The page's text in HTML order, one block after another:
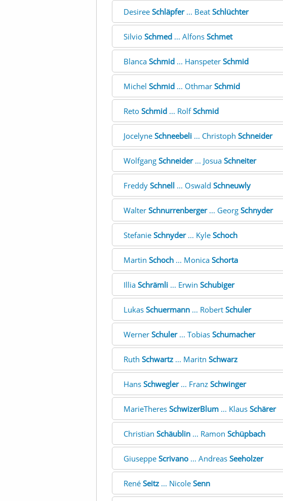
Desiree Schläpfer... Beat Schlüchter
Silvio Schmed... Alfons Schmet
Blanca Schmid... Hanspeter Schmid
Michel Schmid... Othmar Schmid
Reto Schmid... RolfSchmid
Jocelyne Schneebeli... Christoph Schneider
Wolfgang Schneider... Josua Schneiter
Freddy Schnell ... Oswald Schneuwly
Walter Schnurrenberger... Georg Schnyder
Stefanie Schnyder... Kyle Schoch
Martin Schoch... Monica Schorta
Illia Schrämli... Erwin Schubiger
Lukas Schuermann... Robert Schuler
Werner Schuler... Tobias Schumacher
Ruth Schwartz... Maritn Schwarz
Hans Schwegler... Franz Schwinger
MarieTheres SchwizerBlum... Klaus Schärer
Christian Schäublin... Ramon Schüpbach
Giuseppe Scrivano... Andreas Seeholzer
René Seitz... Nicole Senn